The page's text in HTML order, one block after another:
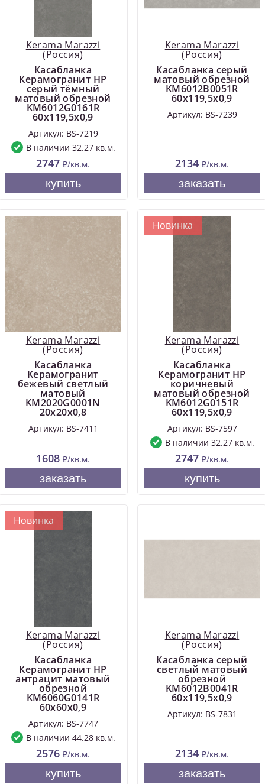
Kerama Marazzi
(Россия)
Касабланка
Керамогранит HP
серый тёмный
матовый обрезной
KM6012G0161R
60x119,5x0,9
Артикул: BS-7219
В наличии 32.27 кв.м.
2747 ₽/кв.м.
купить
Kerama Marazzi
(Россия)
Касабланка серый
матовый обрезной
KM6012B0051R
60x119,5x0,9
Артикул: BS-7239
2134 ₽/кв.м.
заказать
Kerama Marazzi
(Россия)
Касабланка
Керамогранит
бежевый светлый
матовый
KM2020G0001N
20x20x0,8
Артикул: BS-7411
1608 ₽/кв.м.
заказать
Новинка
Kerama Marazzi
(Россия)
Касабланка
Керамогранит HP
коричневый
матовый обрезной
KM6012G0151R
60x119,5x0,9
Артикул: BS-7597
В наличии 32.27 кв.м.
2747 ₽/кв.м.
купить
Новинка
Kerama Marazzi
(Россия)
Касабланка
Керамогранит HP
антрацит матовый
обрезной
KM6060G0141R
60x60x0,9
Артикул: BS-7747
В наличии 44.28 кв.м.
2576 ₽/кв.м.
купить
Kerama Marazzi
(Россия)
Касабланка серый
светлый матовый
обрезной
KM6012B0041R
60x119,5x0,9
Артикул: BS-7831
2134 ₽/кв.м.
заказать